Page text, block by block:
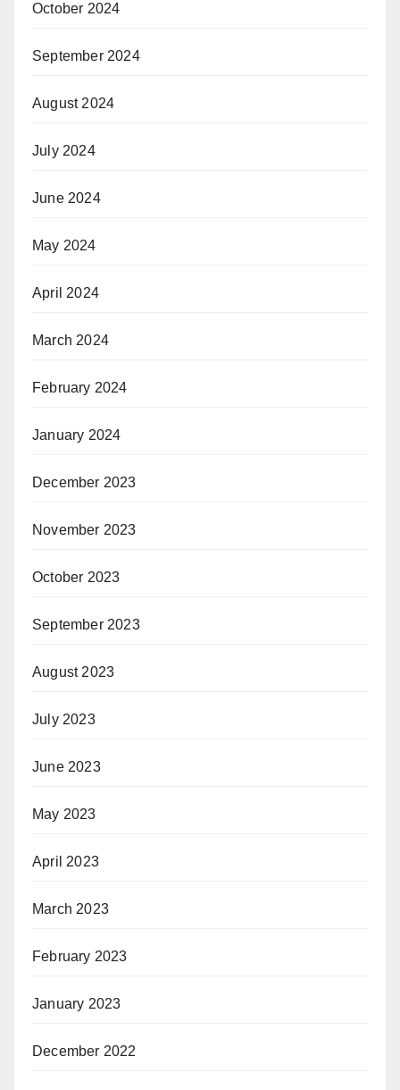
October 2024
September 2024
August 2024
July 2024
June 2024
May 2024
April 2024
March 2024
February 2024
January 2024
December 2023
November 2023
October 2023
September 2023
August 2023
July 2023
June 2023
May 2023
April 2023
March 2023
February 2023
January 2023
December 2022